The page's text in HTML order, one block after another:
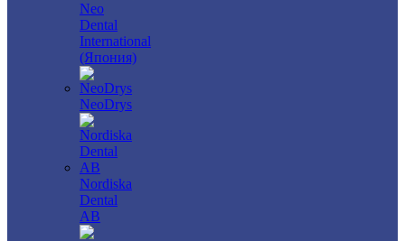
Neo
Dental
International
(Япония)
NeoDrys
Nordiska
Dental
AB